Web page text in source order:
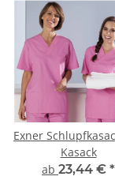
Exner
Kasack
ab 23,44 € *